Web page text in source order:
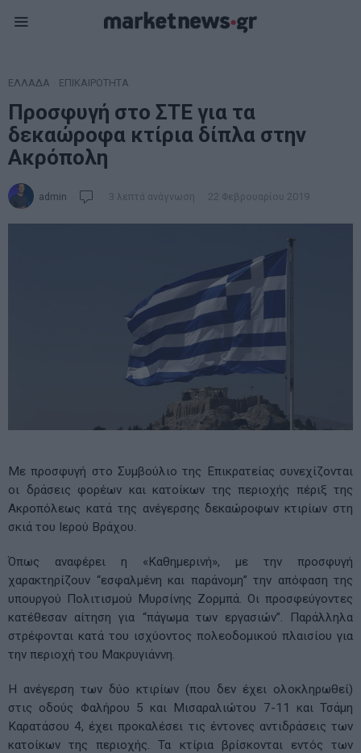
ΕΛΛΑΔΑ ΕΠΙΚΑΙΡΟΤΗΤΑ
Προσφυγή στο ΣTE για τα
δεκαώροφα κτίρια δίπλα στην
Ακρόπολη
admin 3 λεπτά ανάγνωση 22 Φεβρουαρίου 2019
Με προσφυγή στο Συμβούλιο της Επικρατείας συνεχίζονται
οι δράσεις φορέων και κατοίκων της περιοχής πέριξ της
Ακροπόλεως κατά της ανέγερσης δεκαώροφων κτιρίων στη
σκιά του Ιερού Βράχου.
Όπως αναφέρει η «Καθημερινή», με την προσφυγή
χαρακτηρίζουν “εσφαλμένη και παράνομη” την απόφαση της
υπουργού Πολιτισμού Μυρσίνης Ζορμπά. Οι προσφεύγοντες
κατέθεσαν αίτηση για “πάγωμα των εργασιών”. Παράλληλα
στρέφονται κατά του ισχύοντος πολεοδομικού πλαισίου για
την περιοχή του Μακρυγιάννη.
Η ανέγερση των δύο κτιρίων (που δεν έχει ολοκληρωθεί)
στις οδούς Φαλήρου 5 και Μισαραλιώτου 7-11 και Τσάμη
Καρατάσου 4, έχει προκαλέσει τις έντονες αντιδράσεις των
κατοίκων της περιοχής. Τα κτίρια βρίσκονται εντός των